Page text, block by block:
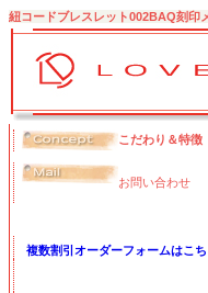
紐コードブレスレット002BAQ刻印
こだわり＆特徴
お問い合わせ
複数割引オーダーフォームはこち